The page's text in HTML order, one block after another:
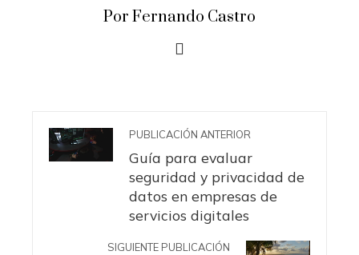
Por Fernando Castro
PUBLICACIÓN ANTERIOR
Guía para evaluar
seguridad y privacidad de
datos en empresas de
servicios digitales
SIGUIENTE PUBLICACIÓN